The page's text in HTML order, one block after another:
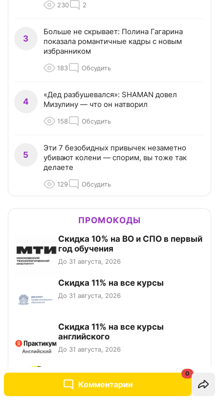
Комментарии
0
230 2
3
Больше не скрывает: Полина Гагарина
показала романтичные кадры с новым
избранником
183 Обсудить
4
«Дед разбушевался»: SHAMAN довел
Мизулину — что он натворил
158 Обсудить
5
Эти 7 безобидных привычек незаметно
убивают колени — спорим, вы тоже так
делаете
129 Обсудить
ПРОМОКОДЫ
Скидка 10% на ВО и СПО в первый
год обучения
До 31 августа, 2026
Скидка 11% на все курсы
До 31 августа, 2026
Скидка 11% на все курсы
английского
До 31 августа, 2026
Получить скидку на первую и
повторную покупку билетов на
Яндекс Афише